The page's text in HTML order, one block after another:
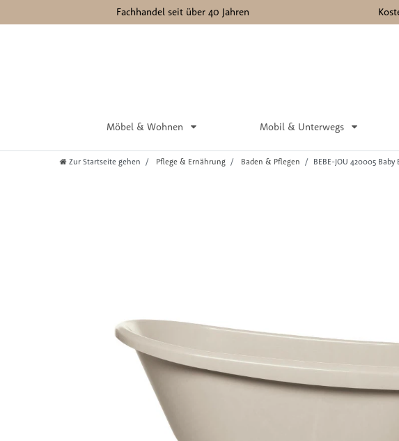
Fachhandel seit über 40 Jahren
Möbel & Wohnen Mobil & Unterwegs
Zur Startseite gehen Pflege & Ernährung Baden & Pflegen
BEBE-JOU 420005